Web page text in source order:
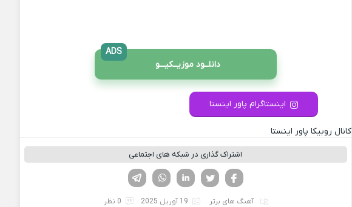
دانلــود موزیــکیـــو
ADS
اینستاگرام پاور اینستا
کانال روبیکا پاور اینستا
اشتراک گذاری در شبکه های اجتماعی
لینکدین تویتر
فیسوک
آهنگ های برتر 19 آوریل 2025 0 نظر